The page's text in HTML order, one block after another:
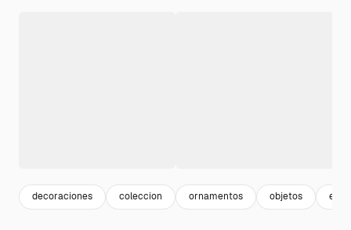
decoraciones coleccion ornamentos objetos